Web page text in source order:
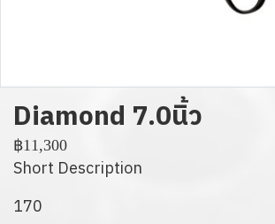
Diamond 7.0นิ้ว
฿11,300
Short Description
170